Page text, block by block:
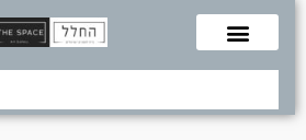
Search
Search Button